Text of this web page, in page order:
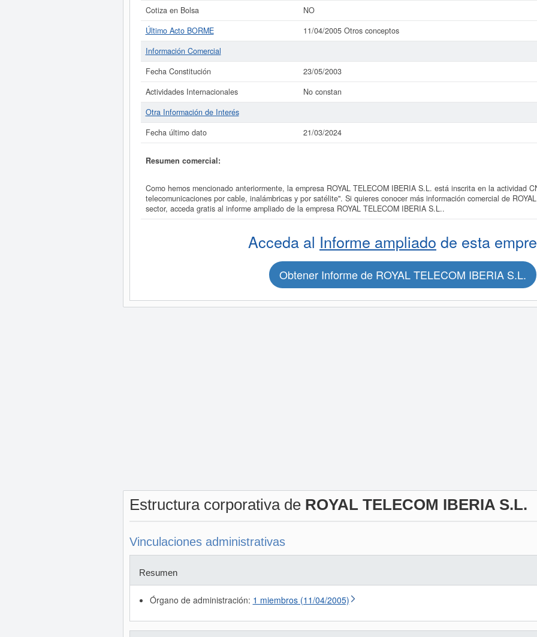
Cotiza en Bolsa
NO
Último Acto BORME
11/04/2005 Otros conceptos
Información Comercial
Fecha Constitución
23/05/2003
Actividades Internacionales
No constan
Otra Información de Interés
Fecha último dato
21/03/2024
Resumen comercial:
Como hemos mencionado anteriormente, la empresa ROYAL TELECOM IBERIA S.L. está inscrita en la actividad
telecomunicaciones por cable, inalámbricas y por satélite". Si quieres conocer más información comercial de
sector, acceda gratis al informe ampliado de la empresa ROYAL TELECOM IBERIA S.L..
Acceda al Informe ampliado de esta
Obtener Informe de ROYAL TELECOM IBERIA S.L.
Estructura corporativa de ROYAL TELECOM IBERIA S.L.
Vinculaciones administrativas
Resumen
Órgano de administración: 1 miembros (11/04/2005)